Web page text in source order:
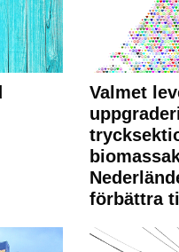
Valmet
förbättra